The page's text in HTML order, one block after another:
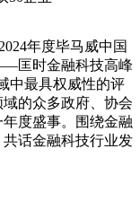
年度毕马威中国
匡时金融科技高峰
中最具权威性的评
的众多政府、协会
度盛事。围绕金融
话金融科技行业发